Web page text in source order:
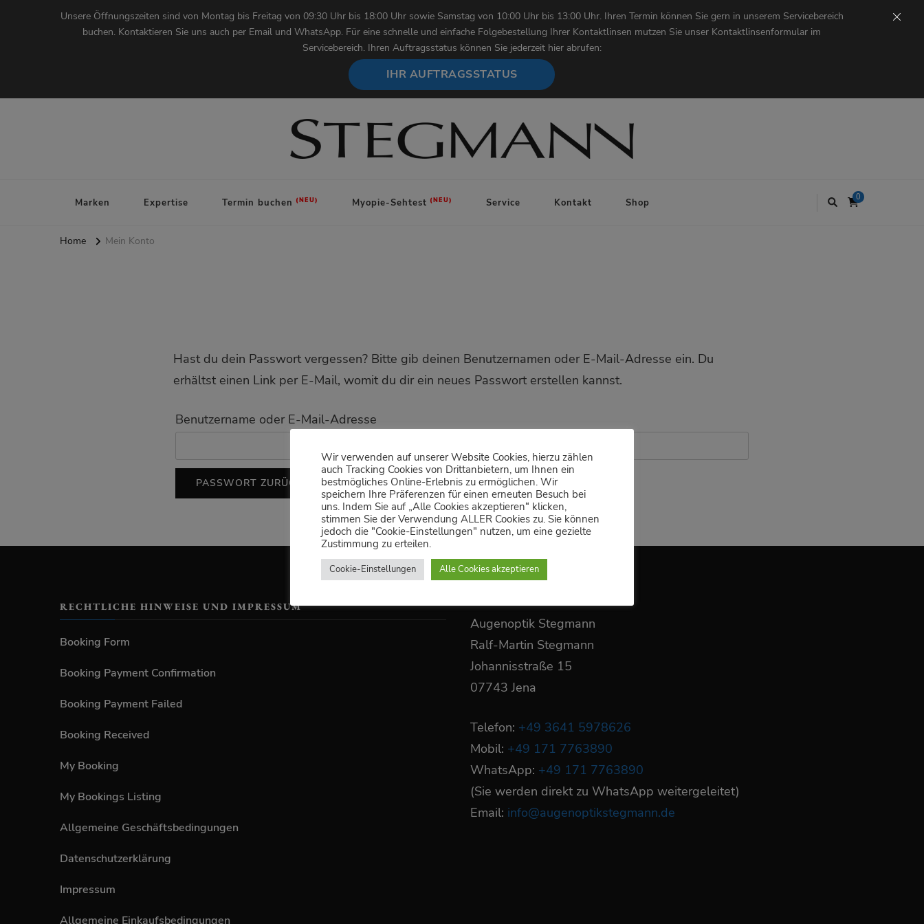
Unsere Öffnungszeiten sind von Montag bis Freitag von 09:30 Uhr bis 18:00 Uhr sowie Samstag von 10:00 Uhr bis 13:00 Uhr. Ihren Termin können Sie gern in unserem Servicebereich
buchen. Kontaktieren Sie uns auch per Email und WhatsApp. Für eine schnelle und einfache Folgebestellung Ihrer Kontaktlinsen mutzen Sie unser Kontaktlinsenformular im
Servicebereich. Ihren Auftragsstatus können Sie jederzeit hier abrufen:
IHR AUFTRAGSSTATUS
Marken Expertise Termin buchen Myopie-Sehtest Service Kontakt Shop 0
Home Mein Konto
Hast du dein Passwort vergessen? Bitte gib deinen Benutzernamen oder E-Mail-Adresse ein. Du
erhältst einen Link per E-Mail, womit du dir ein neues Passwort erstellen kannst.
Benutzername oder E-Mail-Adresse
PASSWORT ZURÜCKSETZEN
RECHTLICHE HINWEISE UND IMPRESSUM
Booking Form
Booking Payment Confirmation
Booking Payment Failed
Booking Received
My Booking
My Bookings Listing
Allgemeine Geschäftsbedingungen
Datenschutzerklärung
Impressum
Allgemeine Einkaufsbedingungen
Augenoptik Stegmann
Ralf-Martin Stegmann
Johannisstraße 15
07743 Jena
Telefon: +49 3641 5978626
Mobil: +49 171 7763890
WhatsApp: +49 171 7763890
(Sie werden direkt zu WhatsApp weitergeleitet)
Email: info@augenoptikstegmann.de
Wir verwenden auf unserer Website Cookies, hierzu zählen
auch Tracking Cookies von Drittanbietern, um Ihnen ein
bestmögliches Online-Erlebnis zu ermöglichen. Wir
speichern Ihre Präferenzen für einen erneuten Besuch bei
uns. Indem Sie auf „Alle Cookies akzeptieren“ klicken,
stimmen Sie der Verwendung ALLER Cookies zu. Sie können
jedoch die "Cookie-Einstellungen" nutzen, um eine gezielte
Zustimmung zu erteilen.
Cookie-Einstellungen Alle Cookies akzeptieren